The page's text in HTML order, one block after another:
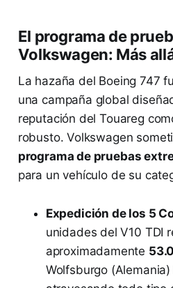
El programa de
Volkswagen: Más
La hazaña del Boeing 747
una campaña global
reputación del Touareg
robusto. Volkswagen
programa de pruebas
para un vehículo de su
Expedición de los 5
unidades del V10 TDI
aproximadamente
Wolfsburgo